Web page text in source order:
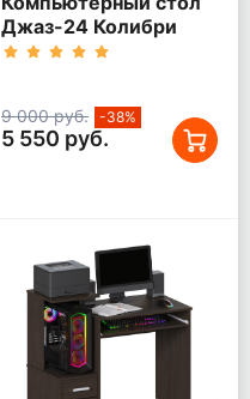
Джаз-24 Колибри
Белый правый
9 000 руб. -38%
5 550 руб.